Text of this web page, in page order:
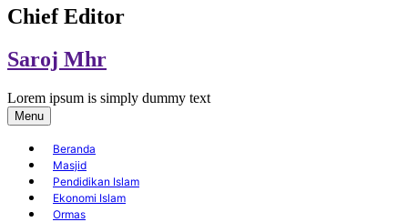
Chief Editor
Saroj Mhr
Lorem ipsum is simply dummy text
Menu
Beranda
Masjid
Pendidikan Islam
Ekonomi Islam
Ormas